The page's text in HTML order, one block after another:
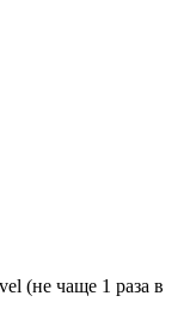
(не чаще 1 раза в